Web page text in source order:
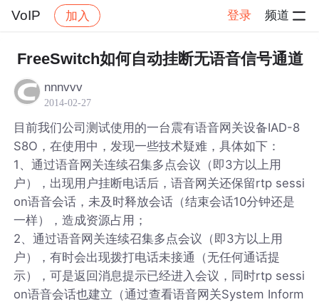
VoIP 加入 登录 频道
社区 VoIP 帖子详情
FreeSwitch如何自动挂断无语音信号通道
nnnvvv
2014-02-27
目前我们公司测试使用的一台震有语音网关设备IAD-8
S8O，在使用中，发现一些技术疑难，具体如下：
1、通过语音网关连续召集多点会议（即3方以上用
户），出现用户挂断电话后，语音网关还保留rtp sessi
on语音会话，未及时释放会话（结束会话10分钟还是
一样），造成资源占用；
2、通过语音网关连续召集多点会议（即3方以上用
户），有时会出现拨打电话未接通（无任何通话提
示），可是返回消息提示已经进入会议，同时rtp sessi
on语音会话也建立（通过查看语音网关System Inform